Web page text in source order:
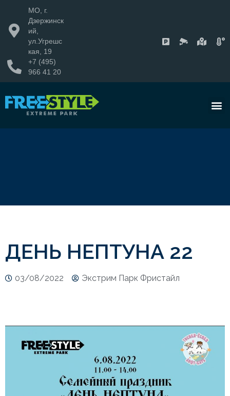
МО, г.
Дзержинск
ий,
ул.Угрешс
кая, 19
+7 (495)
966 41 20
ДЕНЬ НЕПТУНА 22
03/08/2022 Экстрим Парк Фристайл